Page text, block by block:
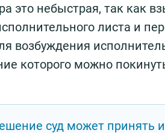
это небыстрая, так как
листа и
возбуждения
которого можно
суд может принять